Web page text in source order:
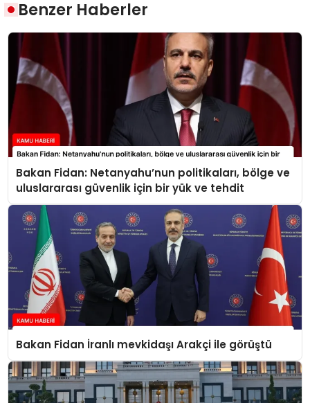
Benzer Haberler
Bakan Fidan: Netanyahu’nun politikaları, bölge ve
uluslararası güvenlik için bir yük ve tehdit
Bakan Fidan İranlı mevkidaşı Arakçi ile görüştü